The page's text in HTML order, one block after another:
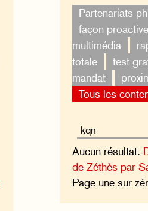
Partenariats
façon proactive
multimédia
totale
test
mandat
Tous les
Aucun résultat.
de Zéthès par
Page une sur